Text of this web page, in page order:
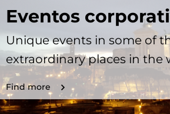
Eventos
Unique events in some of
extraordinary places in the
Find more